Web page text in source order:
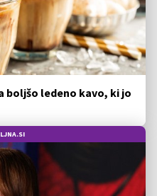
boljšo ledeno kavo, ki jo